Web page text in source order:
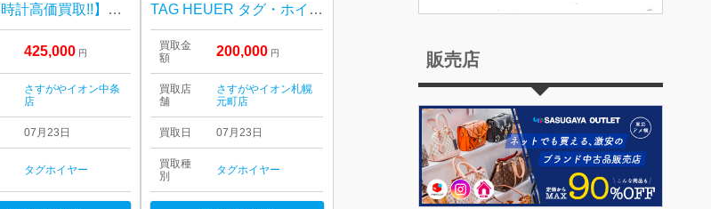
【高級時計高価買取!!】タグホイヤー カレラ クロノグラフ ジャパンリミテッド
425,000 円
さすがやイオン中条
店
07月23日
タグホイヤー
TAG HEUER タグ・ホイヤー カレラ キャリバー ホイヤー02 クロノグラフ 札幌市 東区 元町
買取金
額
200,000 円
買取店
舗
さすがやイオン札幌
元町店
買取日 07月23日
買取種
別
タグホイヤー
販売店